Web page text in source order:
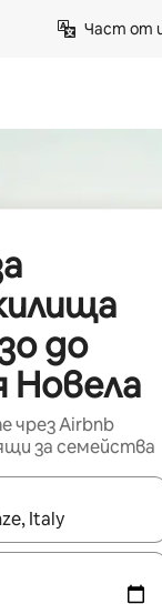
Част от
до
Новела
чрез Airbnb
за семейства